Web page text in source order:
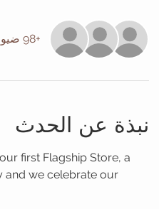
+98 ضيوف آخرين
نبذة عن الحدث
first Flagship Store, a
and we celebrate our